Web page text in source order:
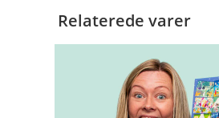
Relaterede varer